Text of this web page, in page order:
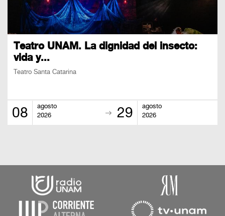
Teatro UNAM. La dignidad del insecto:
vida y...
Teatro Santa Catarina
08
agosto
2026
29
agosto
2026